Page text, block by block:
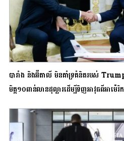
បារាំង និងអ៊ីតាលី មិនគាំទ្រគំនិតរបស់ Trump
មិត្ត១០ពាន់លានដុល្លារដើម្បីទិញអាវុធពីអាម៉េ